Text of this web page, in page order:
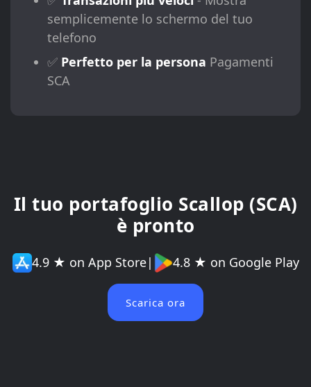
semplicemente lo schermo del tuo
telefono
✅ Perfetto per la persona Pagamenti
SCA
Il tuo portafoglio Scallop (SCA)
è pronto
4.9 ★ on App Store| 4.8 ★ on Google Play
Scarica ora